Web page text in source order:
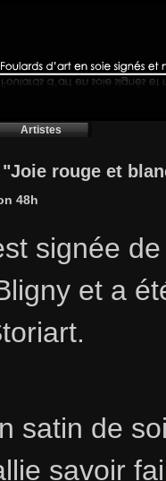
Artistes
rouge et
48h
signée de
et a
satin de
savoir